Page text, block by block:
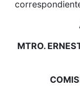
MTRO.